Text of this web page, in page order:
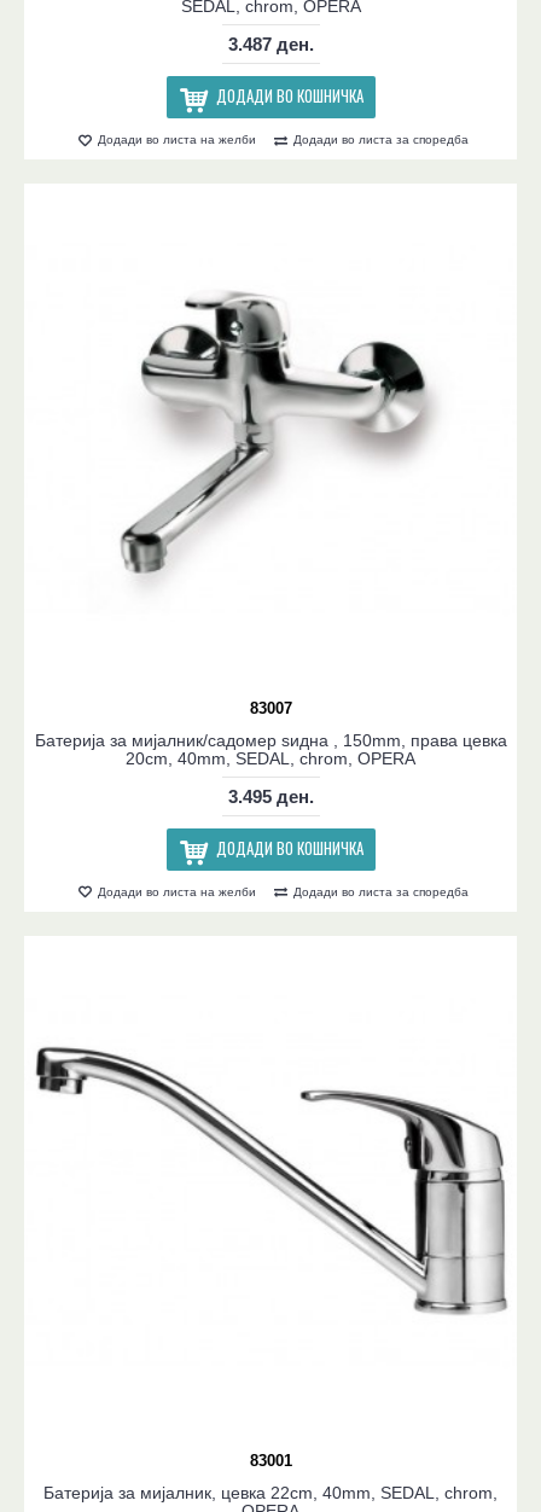
SEDAL, chrom, OPERA
3.487 ден.
ДОДАДИ ВО КОШНИЧКА
Додади во листа на желби Додади во листа за споредба
83007
Батерија за мијалник/садомер ѕидна , 150mm, права цевка
20cm, 40mm, SEDAL, chrom, OPERA
3.495 ден.
ДОДАДИ ВО КОШНИЧКА
Додади во листа на желби Додади во листа за споредба
83001
Батерија за мијалник, цевка 22cm, 40mm, SEDAL, chrom,